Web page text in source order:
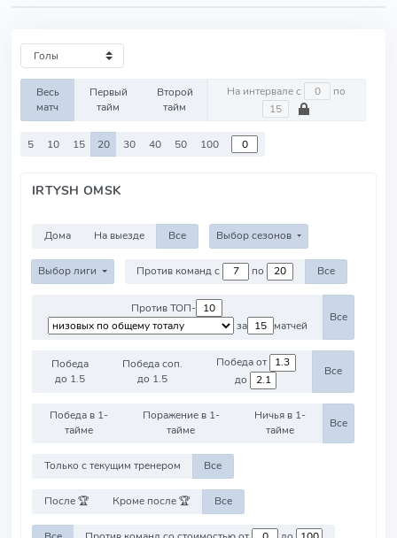
Весь
матч
Первый
тайм
Второй
тайм
На интервале с по
5 10 15 20 30 40 50 100
IRTYSH OMSK
Дома На выезде Все Выбор сезонов
Выбор лиги Против команд с по Все
Против ТОП-
за
матчей
Все
Победа
до 1.5
Победа соп.
до 1.5
Победа от
до
Все
Победа в 1-
тайме
Поражение в 1-
тайме
Ничья в 1-
тайме
Все
Только с текущим тренером Все
После 🏆 Кроме после 🏆 Все